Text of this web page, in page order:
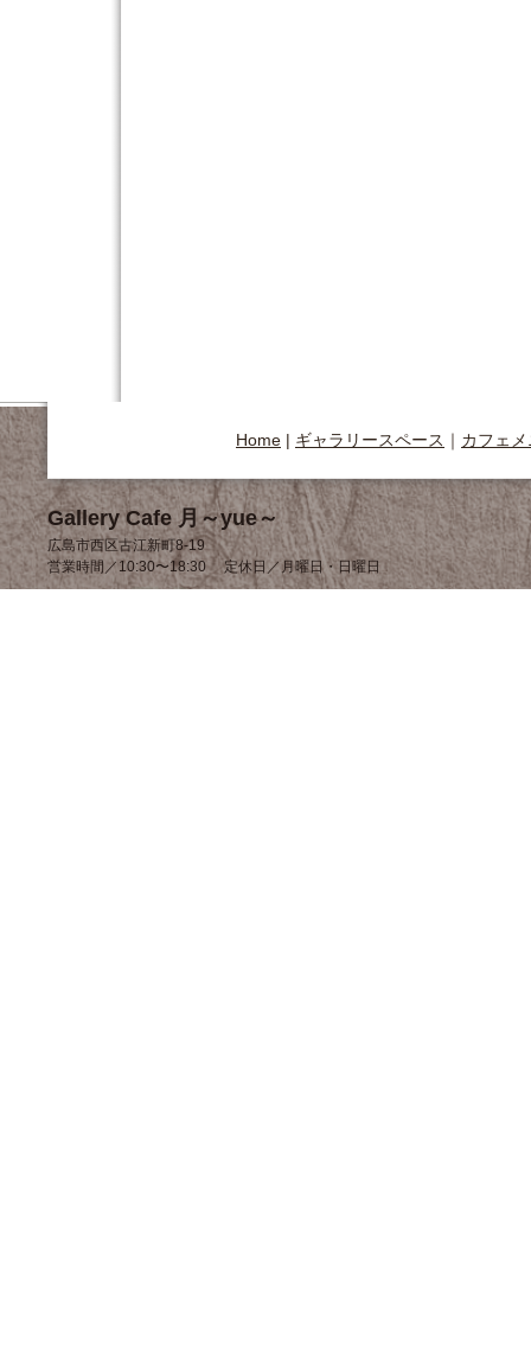
Home | ギャラリースペース ｜ カフェ
Gallery Cafe 月～yue～
広島市西区古江新町8-19
営業時間／10:30〜18:30 定休日／月曜日・日曜日